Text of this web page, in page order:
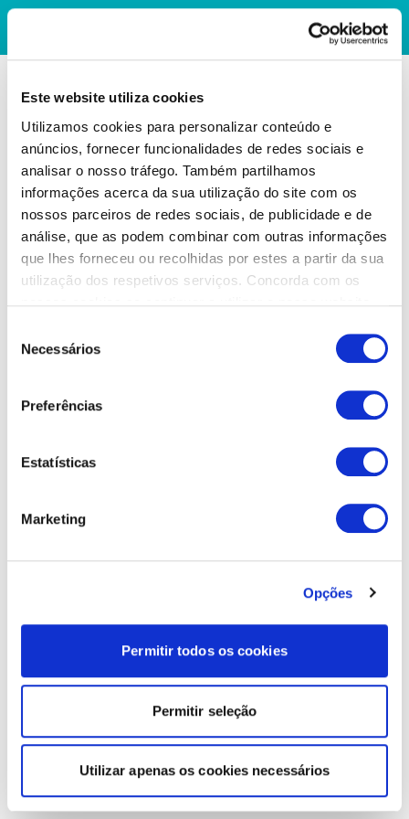
Este website utiliza cookies
Utilizamos cookies para personalizar conteúdo e
anúncios, fornecer funcionalidades de redes sociais e
analisar o nosso tráfego. Também partilhamos
informações acerca da sua utilização do site com os
nossos parceiros de redes sociais, de publicidade e de
análise, que as podem combinar com outras informações
que lhes forneceu ou recolhidas por estes a partir da sua
utilização dos respetivos serviços. Concorda com os
Necessários
Preferências
Estatísticas
Marketing
Opções
Permitir todos os cookies
Permitir seleção
Utilizar apenas os cookies necessários